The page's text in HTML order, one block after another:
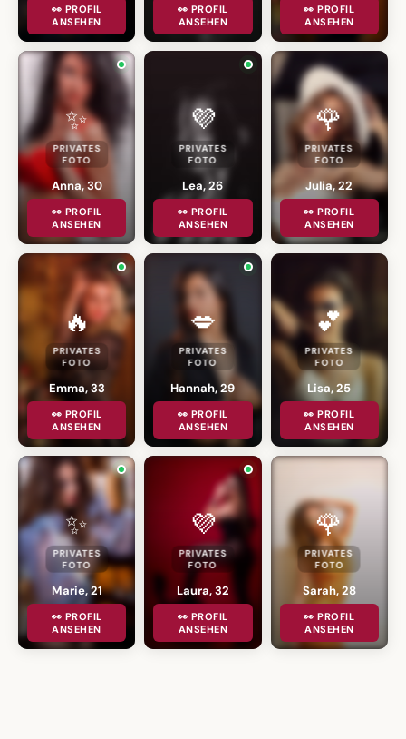
👀 PROFIL
ANSEHEN
👀 PROFIL
ANSEHEN
👀 PROFIL
ANSEHEN
✨
PRIVATES
FOTO
Anna, 30
👀 PROFIL
ANSEHEN
💜
PRIVATES
FOTO
Lea, 26
👀 PROFIL
ANSEHEN
🌹
PRIVATES
FOTO
Julia, 22
👀 PROFIL
ANSEHEN
🔥
PRIVATES
FOTO
Emma, 33
👀 PROFIL
ANSEHEN
💋
PRIVATES
FOTO
Hannah, 29
👀 PROFIL
ANSEHEN
💕
PRIVATES
FOTO
Lisa, 25
👀 PROFIL
ANSEHEN
✨
PRIVATES
FOTO
Marie, 21
👀 PROFIL
ANSEHEN
💜
PRIVATES
FOTO
Laura, 32
👀 PROFIL
ANSEHEN
🌹
PRIVATES
FOTO
Sarah, 28
👀 PROFIL
ANSEHEN